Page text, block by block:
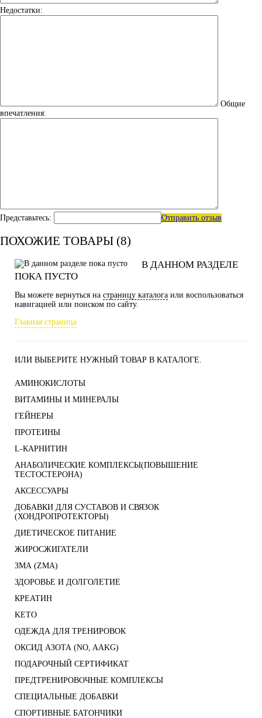
Недостатки:
Общие
впечатления:
Представьтесь: Отправить отзыв
ПОХОЖИЕ ТОВАРЫ (8)
В ДАННОМ РАЗДЕЛЕ
ПОКА ПУСТО
Вы можете вернуться на страницу каталога или воспользоваться
навигацией или поиском по сайту.
Главная страница
ИЛИ ВЫБЕРИТЕ НУЖНЫЙ ТОВАР В КАТАЛОГЕ.
АМИНОКИСЛОТЫ
ВИТАМИНЫ И МИНЕРАЛЫ
ГЕЙНЕРЫ
ПРОТЕИНЫ
L-КАРНИТИН
АНАБОЛИЧЕСКИЕ КОМПЛЕКСЫ(ПОВЫШЕНИЕ
ТЕСТОСТЕРОНА)
АКСЕССУАРЫ
ДОБАВКИ ДЛЯ СУСТАВОВ И СВЯЗОК
(ХОНДРОПРОТЕКТОРЫ)
ДИЕТИЧЕСКОЕ ПИТАНИЕ
ЖИРОСЖИГАТЕЛИ
ЗМА (ZMA)
ЗДОРОВЬЕ И ДОЛГОЛЕТИЕ
КРЕАТИН
KETO
ОДЕЖДА ДЛЯ ТРЕНИРОВОК
ОКСИД АЗОТА (NO, AAKG)
ПОДАРОЧНЫЙ СЕРТИФИКАТ
ПРЕДТРЕНИРОВОЧНЫЕ КОМПЛЕКСЫ
СПЕЦИАЛЬНЫЕ ДОБАВКИ
СПОРТИВНЫЕ БАТОНЧИКИ